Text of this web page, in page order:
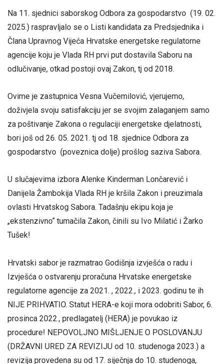
Na 11. sjednici saborskog Odbora za gospodarstvo (19. 02.
2025.) raspravljalo se o Listi kandidata za Predsjednika i
Člana Upravnog Vijeća Hrvatske energetske regulatorne
agencije koju je Vlada RH prvi put dostavila Saboru na
odlučivanje, otkad postoji ovaj Zakon, tj od 2018.
Ovime je zastupnica Vesna Vučemilović, vjerujemo,
doživjela svoju satisfakciju jer se svojim zalaganjem samo
za poštivanje Zakona o regulaciji energetske djelatnosti,
bori još od 26. 05. 2021. tj od 18. sjednice Odbora za
gospodarstvo (poveznica dolje) prošlog saziva Sabora.
U slučajevima izbora Alenke Kinderman Lončarević i
Danijela Žambokija Vlada RH je kršila Zakon i preuzimala
ovlasti Hrvatskog Sabora. Tadašnju ekipu koja je
„ekstenzivno“ tumačila Zakon, činili su Ivo Milatić i Žarko
Tušek!
Hrvatski sabor je razmatrao Godišnja izvješća o radu i
Izvješća o ostvarenju proračuna Hrvatske energetske
regulatorne agencije za 2021. , 2022., i 2023. godinu te ih
NIJE PRIHVATIO. Statut HERA-e koji mora odobriti Sabor, 6.
prosinca 2022., predlagatelj (HERA) je povukao iz
procedure! NEPOVOLJNO MIŠLJENJE O POSLOVANJU
(DRŽAVNI URED ZA REVIZIJU od 10. studenoga 2023.) a
revizija provedena su od 17. siječnja do 10. studenoga,